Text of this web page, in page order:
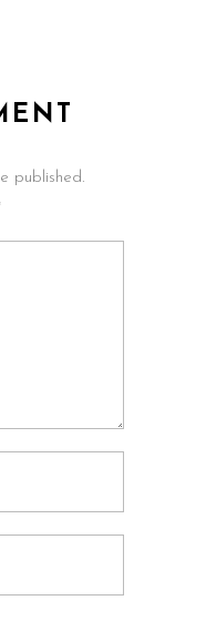
published.